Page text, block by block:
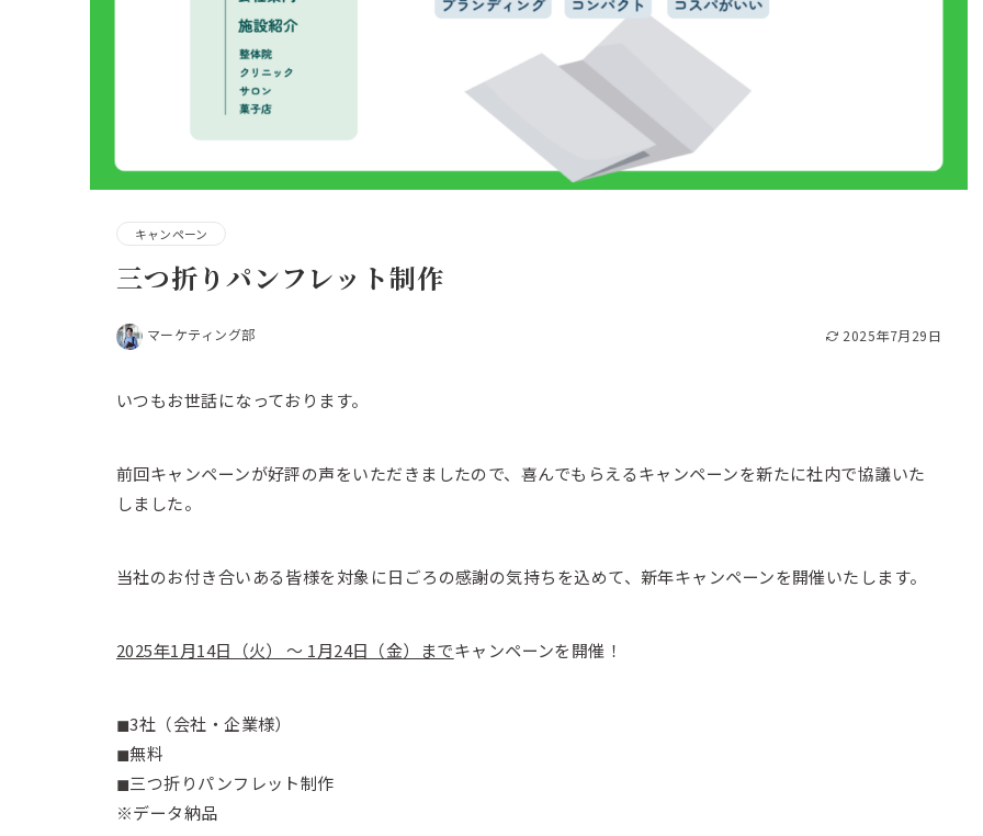
キャンペーン
三つ折りパンフレット制作
2025年7月29日
マーケティング部
いつもお世話になっております。
前回キャンペーンが好評の声をいただきましたので、喜んでもらえるキャンペーンを新たに社内で協議いた
しました。
当社のお付き合いある皆様を対象に日ごろの感謝の気持ちを込めて、新年キャンペーンを開催いたします。
2025年1月14日（火） 〜 1月24日（金）までキャンペーンを開催！
◼︎3社（会社・企業様）
◼︎無料
◼︎三つ折りパンフレット制作
※データ納品